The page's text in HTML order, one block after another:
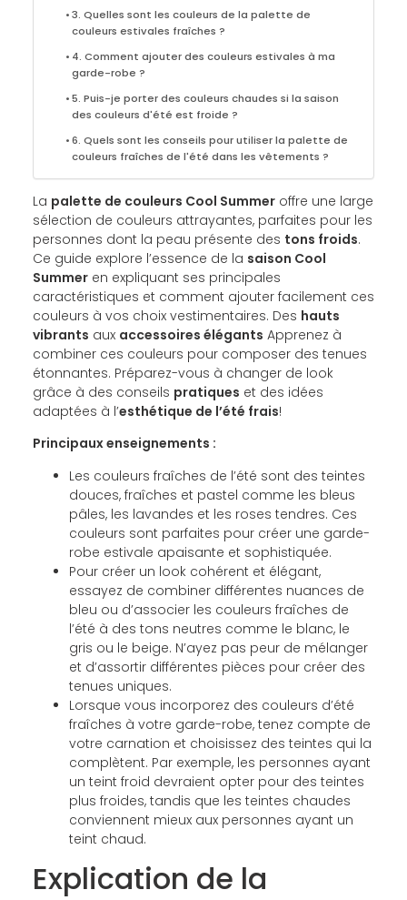
3. Quelles sont les couleurs de la palette de
couleurs estivales fraîches ?
4. Comment ajouter des couleurs estivales à ma
garde-robe ?
5. Puis-je porter des couleurs chaudes si la saison
des couleurs d'été est froide ?
6. Quels sont les conseils pour utiliser la palette de
couleurs fraîches de l'été dans les vêtements ?
La palette de couleurs Cool Summeroffre une large
sélection de couleurs attrayantes, parfaites pour les
personnes dont la peau présente des tons froids.
Ce guide explore l’essence de la saison Cool
Summeren expliquant ses principales
caractéristiques et comment ajouter facilement ces
couleurs à vos choix vestimentaires. Des hauts
vibrants aux accessoires élégants Apprenez à
combiner ces couleurs pour composer des tenues
étonnantes. Préparez-vous à changer de look
grâce à des conseils pratiques et des idées
adaptées à l’esthétique de l’été frais!
Principaux enseignements :
Les couleurs fraîches de l’été sont des teintes
douces, fraîches et pastel comme les bleus
pâles, les lavandes et les roses tendres. Ces
couleurs sont parfaites pour créer une garde-
robe estivale apaisante et sophistiquée.
Pour créer un look cohérent et élégant,
essayez de combiner différentes nuances de
bleu ou d’associer les couleurs fraîches de
l’été à des tons neutres comme le blanc, le
gris ou le beige. N’ayez pas peur de mélanger
et d’assortir différentes pièces pour créer des
tenues uniques.
Lorsque vous incorporez des couleurs d’été
fraîches à votre garde-robe, tenez compte de
votre carnation et choisissez des teintes qui la
complètent. Par exemple, les personnes ayant
un teint froid devraient opter pour des teintes
plus froides, tandis que les teintes chaudes
conviennent mieux aux personnes ayant un
teint chaud.
Explication de la